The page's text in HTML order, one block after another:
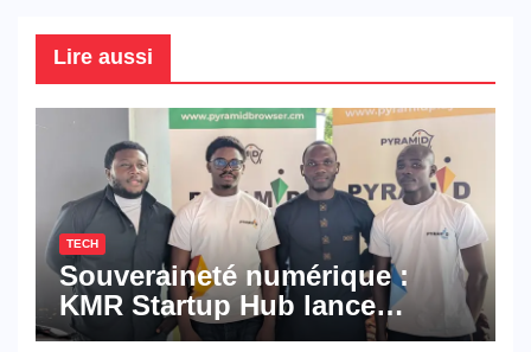
Lire aussi
TECH
Souveraineté numérique :
KMR Startup Hub lance
Pyramid Browser et Pyramid